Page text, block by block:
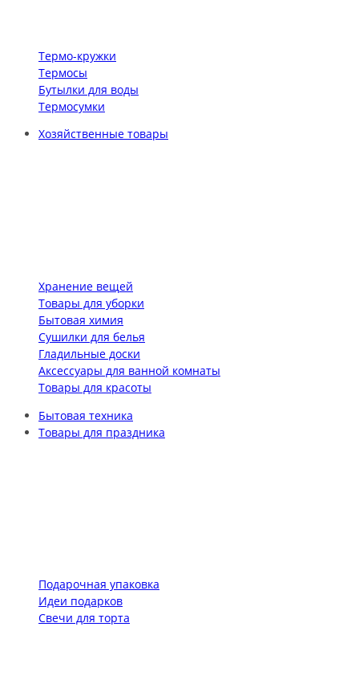
Термо-кружки
Термосы
Бутылки для воды
Термосумки
Хозяйственные товары
Хранение вещей
Товары для уборки
Бытовая химия
Сушилки для белья
Гладильные доски
Аксессуары для ванной комнаты
Товары для красоты
Бытовая техника
Товары для праздника
Подарочная упаковка
Идеи подарков
Свечи для торта